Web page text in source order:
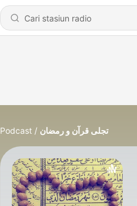
Podcast تجلی قرآن و رمضان